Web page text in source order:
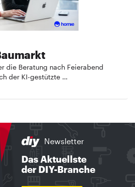
die Beratung nach Feierabend
der KI-gestützte …
Newsletter
Das Aktuellste
der DIY-Branche